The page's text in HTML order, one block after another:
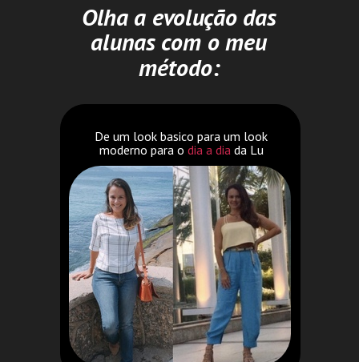
Olha a evolução das
alunas com o meu
método:
De um look basico para um look
moderno para o dia a diada Lu